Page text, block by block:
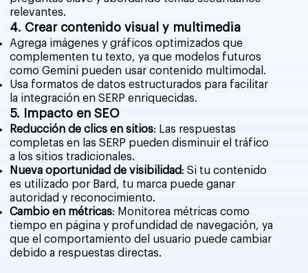
relevantes.
4. Crear contenido visual y multimedia
Agrega imágenes y gráficos optimizados que
complementen tu texto, ya que modelos futuros
como Gemini pueden usar contenido multimodal.
Usa formatos de datos estructurados para facilitar
la integración en SERP enriquecidas.
5. Impacto en SEO
Reducción de clics en sitios: Las respuestas
completas en las SERP pueden disminuir el tráfico
a los sitios tradicionales.
Nueva oportunidad de visibilidad: Si tu contenido
es utilizado por Bard, tu marca puede ganar
autoridad y reconocimiento.
Cambio en métricas: Monitorea métricas como
tiempo en página y profundidad de navegación, ya
que el comportamiento del usuario puede cambiar
debido a respuestas directas.